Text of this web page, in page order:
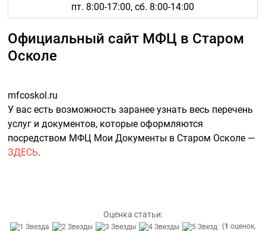
пт. 8:00-17:00, сб. 8:00-14:00
Официальный сайт МФЦ в Старом
Осколе
mfcoskol.ru
У вас есть возможность заранее узнать весь перечень
услуг и документов, которые оформляются
посредством МФЦ Мои Документы в Старом Осколе —
ЗДЕСЬ.
Оценка статьи:
(1 оценок,